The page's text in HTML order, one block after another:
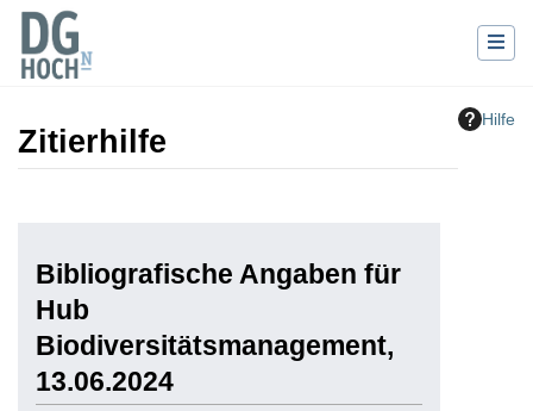
Hilfe
Zitierhilfe
Bibliografische Angaben für
Hub
Biodiversitätsmanagement,
13.06.2024